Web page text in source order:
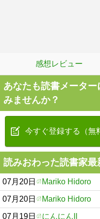
感想レビュー
あなたも読書メータ
みませんか？
今すぐ登録する（無
読みおわった読書家最
07月20日 Mariko Hidoro
07月20日 Mariko Hidoro
07月19日 にんにんⅡ